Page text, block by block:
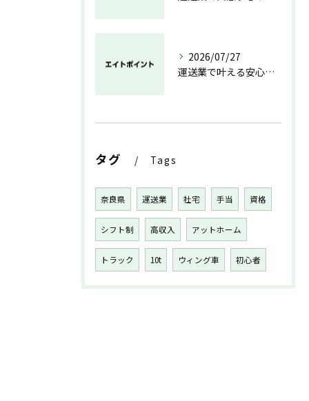
2026/07/27
運送業で叶える安心と成長のキャリア
タグ Tags
奈良県 運送業 社宅 手当 資格
シフト制 高収入 アットホーム
トラック 10t ウィング車 初心者